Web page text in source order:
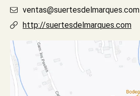
ventas@suertesdelmarques.com
http://suertesdelmarques.com